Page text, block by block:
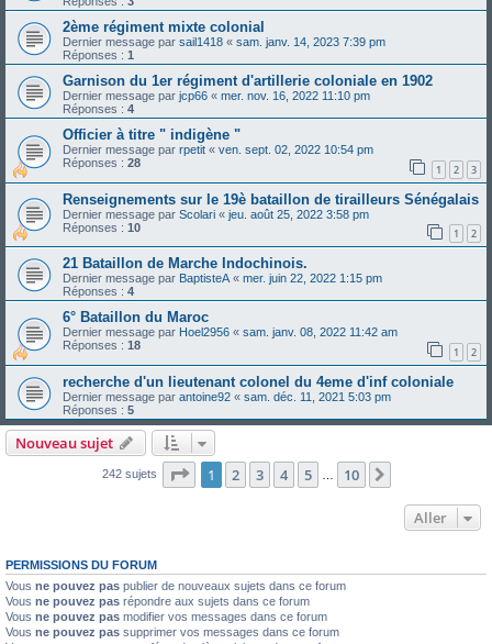
2ème régiment mixte colonial
Dernier message par sail1418 « sam. janv. 14, 2023 7:39 pm
Réponses : 1
Garnison du 1er régiment d'artillerie coloniale en 1902
Dernier message par jcp66 « mer. nov. 16, 2022 11:10 pm
Réponses : 4
Officier à titre " indigène "
Dernier message par rpetit « ven. sept. 02, 2022 10:54 pm
Réponses : 28 1 2 3
Renseignements sur le 19è bataillon de tirailleurs Sénégalais
Dernier message par Scolari « jeu. août 25, 2022 3:58 pm
Réponses : 10 1 2
21 Bataillon de Marche Indochinois.
Dernier message par BaptisteA« mer. juin 22, 2022 1:15 pm
Réponses : 4
6° Bataillon du Maroc
Dernier message par Hoel2956 « sam. janv. 08, 2022 11:42 am
Réponses : 18 1 2
recherche d'un lieutenant colonel du 4eme d'inf coloniale
Dernier message par antoine92 « sam. déc. 11, 2021 5:03 pm
Réponses : 5
Nouveau sujet
242 sujets Page 1sur10
1 2 3 4 5 10
Aller
PERMISSIONS DU FORUM
Vous ne pouvez pas publier de nouveaux sujets dans ce forum
Vous ne pouvez pas répondre aux sujets dans ce forum
Vous ne pouvez pas modifier vos messages dans ce forum
Vous ne pouvez pas supprimer vos messages dans ce forum